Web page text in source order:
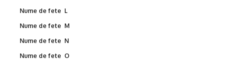
Nume de fete L
Nume de fete M
Nume de fete N
Nume de fete O